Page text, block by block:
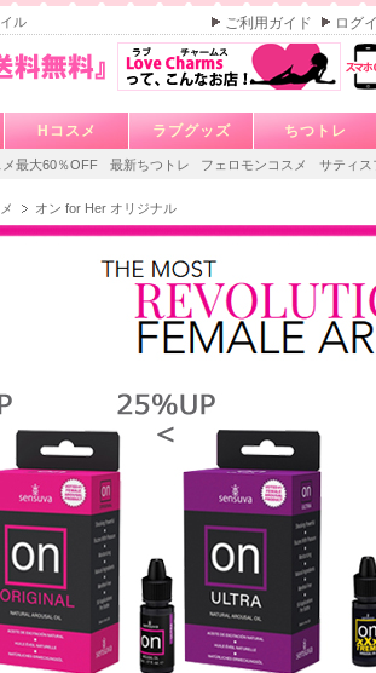
ル ご利用ガイド ログ
Hコスメ ラブグッズ ちつトレ
最大60％OFF 最新ちつトレ フェロモンコスメ サティス
オン for Her オリジナル